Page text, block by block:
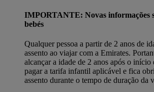
IMPORTANTE: Novas informações
bebés
Qualquer pessoa a partir de 2 anos de
assento ao viajar com a Emirates.
alcançar a idade de 2 anos após o início
pagar a tarifa infantil aplicável e fica
assento durante o tempo de duração da